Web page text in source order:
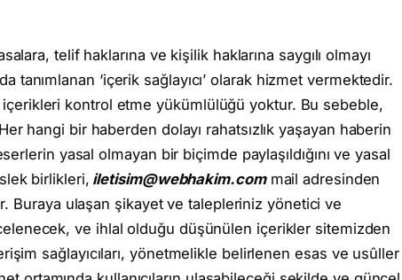
telif haklarına ve kişilik haklarına saygılı olmayı
tanımlanan ‘içerik sağlayıcı’ olarak hizmet vermektedir.
kontrol etme yükümlülüğü yoktur. Bu sebeble,
hangi bir haberden dolayı rahatsızlık yaşayan haberin
yasal olmayan bir biçimde paylaşıldığını ve yasal
birlikleri, iletisim@webhakim.commail adresinden
Buraya ulaşan şikayet ve talepleriniz yönetici ve
ve ihlal olduğu düşünülen içerikler sitemizden
sağlayıcıları, yönetmelikle belirlenen esas ve usûller